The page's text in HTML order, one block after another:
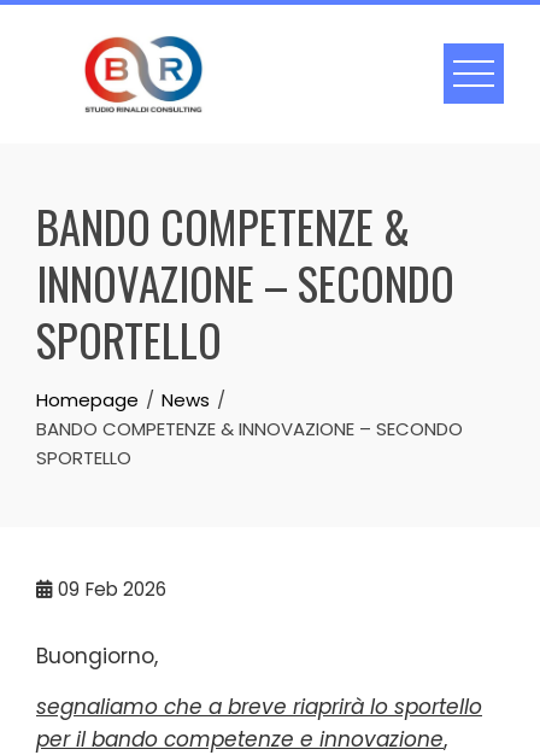
Skip
BANDO COMPETENZE &
INNOVAZIONE – SECONDO
SPORTELLO
Homepage
News
BANDO COMPETENZE & INNOVAZIONE – SECONDO
SPORTELLO
09 Feb 2026
Buongiorno,
segnaliamo che a breve riaprirà lo sportello
per il bando competenze e innovazione,